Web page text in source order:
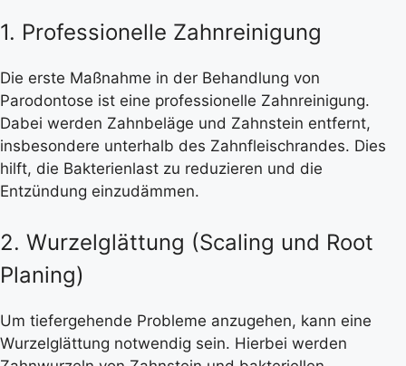
1. Professionelle Zahnreinigung
Die erste Maßnahme in der Behandlung von
Parodontose ist eine professionelle Zahnreinigung.
Dabei werden Zahnbeläge und Zahnstein entfernt,
insbesondere unterhalb des Zahnfleischrandes. Dies
hilft, die Bakterienlast zu reduzieren und die
Entzündung einzudämmen.
2. Wurzelglättung (Scaling und Root
Planing)
Um tiefergehende Probleme anzugehen, kann eine
Wurzelglättung notwendig sein. Hierbei werden